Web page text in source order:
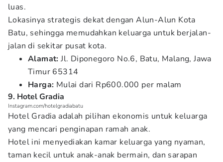
luas.
Lokasinya strategis dekat dengan Alun-Alun Kota
Batu, sehingga memudahkan keluarga untuk berjalan-
jalan di sekitar pusat kota.
Alamat: Jl. Diponegoro No.6, Batu, Malang, Jawa
Timur 65314
Harga: Mulai dari Rp600.000 per malam
9. Hotel Gradia
Instagram.com/hotelgradiabatu
Hotel Gradia adalah pilihan ekonomis untuk keluarga
yang mencari penginapan ramah anak.
Hotel ini menyediakan kamar keluarga yang nyaman,
taman kecil untuk anak-anak bermain, dan sarapan